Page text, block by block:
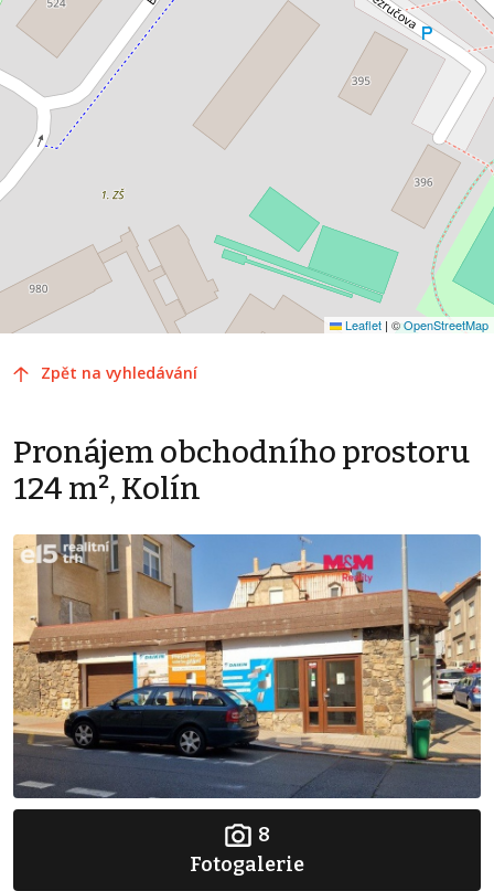
Leaflet | ©OpenStreetMap
Zpět na vyhledávání
Pronájem obchodního prostoru
124 m², Kolín
8
Fotogalerie